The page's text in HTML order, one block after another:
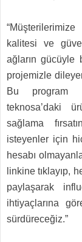
kalitesi ve
ağların gücüyle
projemizle
Bu program
teknosa’daki
sağlama
isteyenler için
hesabı
linkine tıklayıp,
paylaşarak
ihtiyaçlarına
sürdüreceğiz.”